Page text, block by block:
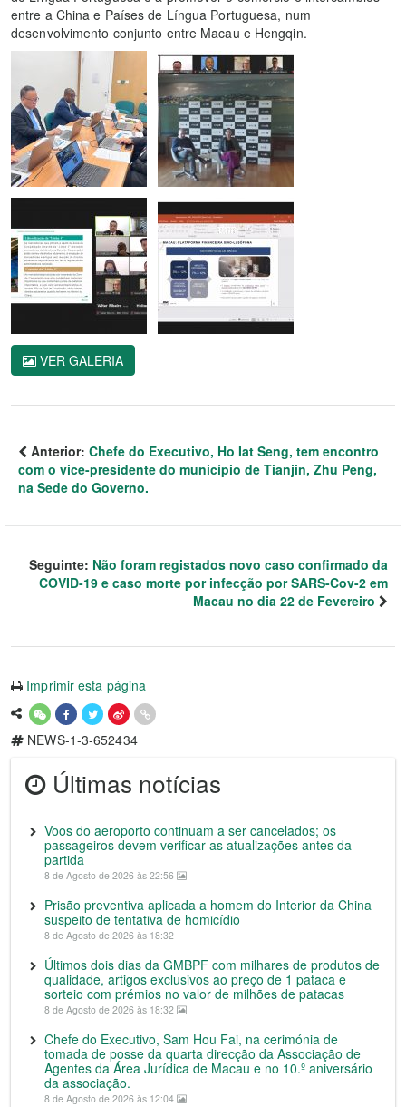
entre a China e Países de Língua Portuguesa, num
desenvolvimento conjunto entre Macau e Hengqin.
VER GALERIA
Anterior: Chefe do Executivo, Ho Iat Seng, tem encontro
com o vice-presidente do município de Tianjin, Zhu Peng,
na Sede do Governo.
Seguinte: Não foram registados novo caso confirmado da
COVID-19 e caso morte por infecção por SARS-Cov-2 em
Macau no dia 22 de Fevereiro
Imprimir esta página
NEWS-1-3-652434
Últimas notícias
Voos do aeroporto continuam a ser cancelados; os
passageiros devem verificar as atualizações antes da
partida
8 de Agosto de 2026 às 22:56
Prisão preventiva aplicada a homem do Interior da China
suspeito de tentativa de homicídio
8 de Agosto de 2026 às 18:32
Últimos dois dias da GMBPF com milhares de produtos de
qualidade, artigos exclusivos ao preço de 1 pataca e
sorteio com prémios no valor de milhões de patacas
8 de Agosto de 2026 às 18:32
Chefe do Executivo, Sam Hou Fai, na cerimónia de
tomada de posse da quarta direcção da Associação de
Agentes da Área Jurídica de Macau e no 10.º aniversário
da associação.
8 de Agosto de 2026 às 12:04